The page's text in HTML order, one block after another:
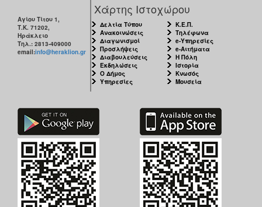
Αγίου Τίτου 1,
Τ.Κ. 71202,
Ηράκλειο
Τηλ.: 2813-409000
email:info@heraklion.gr
Χάρτης Ιστοχώρου
Δελτία Τύπου
Ανακοινώσεις
Διαγωνισμοί
Προσλήψεις
Διαβουλεύσεις
Εκδηλώσεις
Ο Δήμος
Υπηρεσίες
Κ.Ε.Π.
Τηλέφωνα
e-Υπηρεσίες
e-Αιτήματα
Η Πόλη
Ιστορία
Κνωσός
Μουσεία